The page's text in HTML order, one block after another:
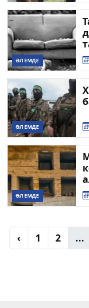
ӘЛЕМДЕ
ӘЛЕМДЕ
ӘЛЕМДЕ
‹ 1 2 ...